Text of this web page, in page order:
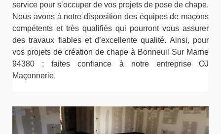
service pour s’occuper de vos projets de pose de chape.
Nous avons à notre disposition des équipes de maçons
compétents et très qualifiés qui pourront vous assurer
des travaux fiables et d’excellente qualité. Ainsi, pour
vos projets de création de chape à Bonneuil Sur Marne
94380 ; faites confiance à notre entreprise OJ
Maçonnerie.